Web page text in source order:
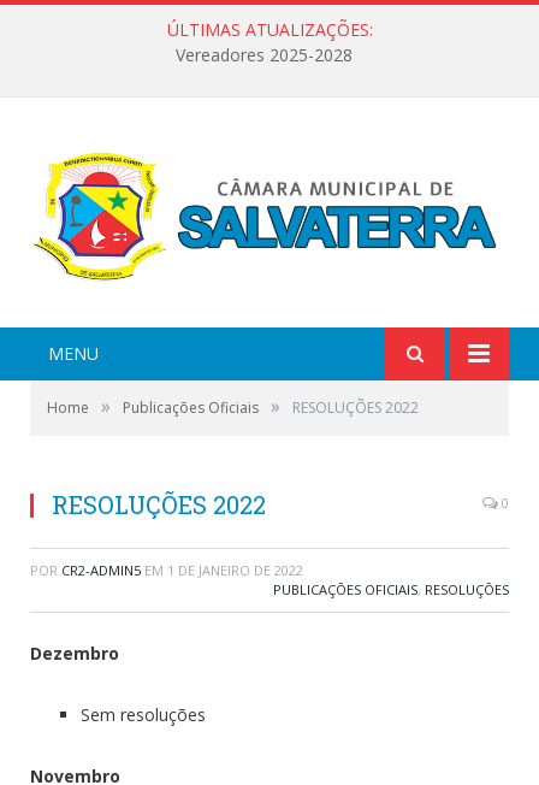
ÚLTIMAS ATUALIZAÇÕES:
Vereadores 2025-2028
MENU
Home » Publicações Oficiais » RESOLUÇÕES 2022
RESOLUÇÕES 2022 0
POR CR2-ADMIN5 EM 1 DE JANEIRO DE 2022
PUBLICAÇÕES OFICIAIS, RESOLUÇÕES
Dezembro
Sem resoluções
Novembro